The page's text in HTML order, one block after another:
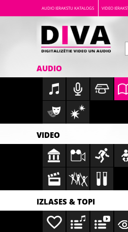
AUDIO IERAKSTU KATALOGS VIDEO
AUDIO
VIDEO
IZLASES & TOPI